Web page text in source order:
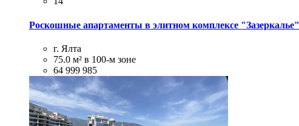
Роскошные апартаменты в элитном комплексе "Зазеркалье"
г. Ялта
75.0 м² в 100-м зоне
64 999 985